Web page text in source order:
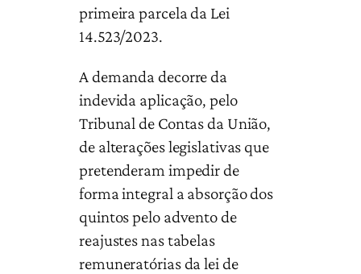
primeira parcela da Lei
14.523/2023.
A demanda decorre da
indevida aplicação, pelo
Tribunal de Contas da União,
de alterações legislativas que
pretenderam impedir de
forma integral a absorção dos
quintos pelo advento de
reajustes nas tabelas
remuneratórias da lei de